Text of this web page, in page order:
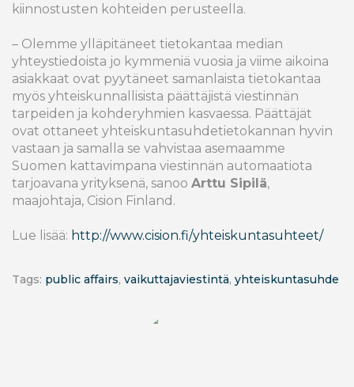
kiinnostusten kohteiden perusteella.
– Olemme ylläpitäneet tietokantaa median
yhteystiedoista jo kymmeniä vuosia ja viime aikoina
asiakkaat ovat pyytäneet samanlaista tietokantaa
myös yhteiskunnallisista päättäjistä viestinnän
tarpeiden ja kohderyhmien kasvaessa. Päättäjät
ovat ottaneet yhteiskuntasuhdetietokannan hyvin
vastaan ja samalla se vahvistaa asemaamme
Suomen kattavimpana viestinnän automaatiota
tarjoavana yrityksenä, sanoo Arttu Sipilä,
maajohtaja, Cision Finland.
Lue lisää: http://www.cision.fi/yhteiskuntasuhteet/
Tags: public affairs, vaikuttajaviestintä, yhteiskuntasuhde